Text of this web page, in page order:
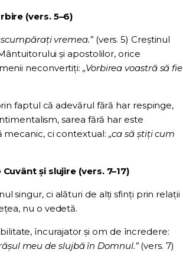
(vers. 5–6)
vremea.”(vers. 5) Creștinul
și apostolilor, orice
neconvertiți: „Vorbirea voastră să fie
faptul că adevărul fără har respinge,
sarea fără har este
mecanic, ci contextual: „ca să știți cum
și slujire (vers. 7–17)
singur, ci alături de alți sfinți prin relații
nu o vedetă.
încurajator și om de încredere:
meu de slujbă în Domnul.”(vers. 7)